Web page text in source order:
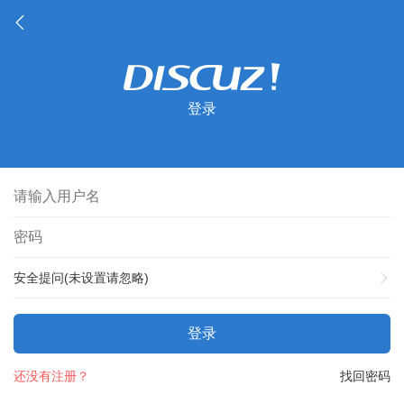
登录
安全提问(未设置请忽略)
登录
找回密码
还没有注册？